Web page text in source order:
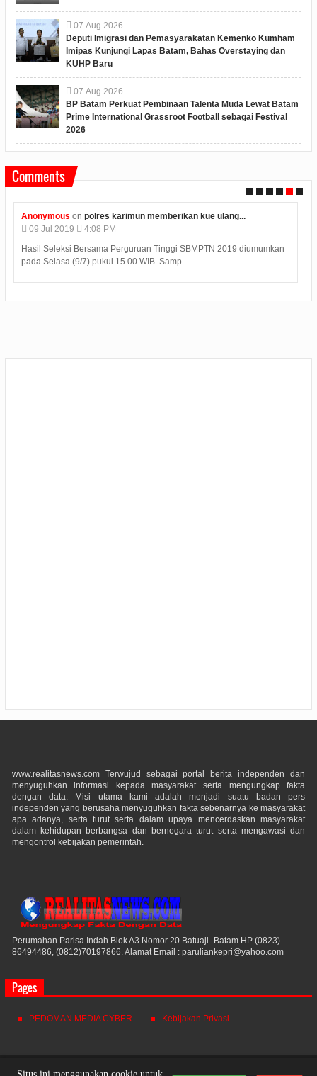
07 Aug 2026
Deputi Imigrasi dan Pemasyarakatan Kemenko Kumham
Imipas Kunjungi Lapas Batam, Bahas Overstaying dan
KUHP Baru
07 Aug 2026
BP Batam Perkuat Pembinaan Talenta Muda Lewat Batam
Prime International Grassroot Football sebagai Festival
2026
Comments
Anonymous on polres karimun memberikan kue ulang...
09 Jul 2019
4:08 PM
Hasil Seleksi Bersama Perguruan Tinggi SBMPTN 2019 diumumkan
pada Selasa (9/7) pukul 15.00 WIB. Samp...
www.realitasnews.com Terwujud sebagai portal berita independen dan
menyuguhkan informasi kepada masyarakat serta mengungkap fakta
dengan data. Misi utama kami adalah menjadi suatu badan pers
independen yang berusaha menyuguhkan fakta sebenarnya ke masyarakat
apa adanya, serta turut serta dalam upaya mencerdaskan masyarakat
dalam kehidupan berbangsa dan bernegara turut serta mengawasi dan
mengontrol kebijakan pemerintah.
Perumahan Parisa Indah Blok A3 Nomor 20 Batuaji- Batam HP (0823)
86494486, (0812)70197866. Alamat Email : paruliankepri@yahoo.com
Pages
PEDOMAN MEDIA CYBER Kebijakan Privasi
Realitas News© 2021. All Rights Reserved.